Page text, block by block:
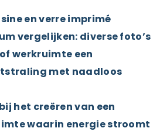
en verre imprimé
vergelijken: diverse foto’s
werkruimte een
met naadloos
het creëren van een
waarin energie stroomt